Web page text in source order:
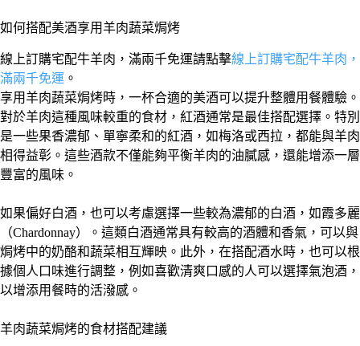
如何搭配美酒享用羊肉蔬菜焗烤
線上訂購宅配牛羊肉，滿兩千免運請點擊線上訂購宅配牛羊肉，
滿兩千免運 。
享用羊肉蔬菜焗烤時，一杯合適的美酒可以提升整體用餐體驗。
對於羊肉這種風味較重的食材，紅酒通常是最佳搭配選擇。特別
是一些果香濃郁、單寧柔和的紅酒，如梅洛或西拉，都能與羊肉
相得益彰。這些酒款不僅能夠平衡羊肉的油膩感，還能增添一層
豐富的風味。
如果偏好白酒，也可以考慮選擇一些較為濃郁的白酒，如霞多麗
（Chardonnay）。這類白酒通常具有較高的酒體和香氣，可以與
焗烤中的奶酪和蔬菜相互輝映。此外，在搭配酒水時，也可以根
據個人口味進行調整，例如喜歡清爽口感的人可以選擇氣泡酒，
以增添用餐時的活潑感。
羊肉蔬菜焗烤的食材搭配建議